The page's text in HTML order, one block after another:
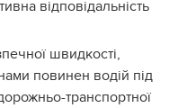
відповідальність
швидкості,
повинен водій під
транспортної